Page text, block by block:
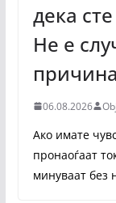
дека
Не е
06.08.2026
Ако имате
пронаоѓаат
минуваат без